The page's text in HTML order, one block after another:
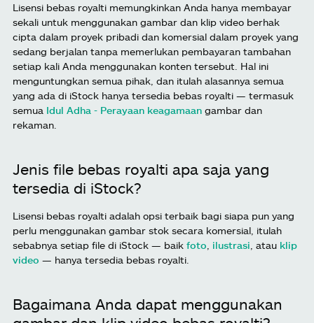
Lisensi bebas royalti memungkinkan Anda hanya membayar
sekali untuk menggunakan gambar dan klip video berhak
cipta dalam proyek pribadi dan komersial dalam proyek yang
sedang berjalan tanpa memerlukan pembayaran tambahan
setiap kali Anda menggunakan konten tersebut. Hal ini
menguntungkan semua pihak, dan itulah alasannya semua
yang ada di iStock hanya tersedia bebas royalti — termasuk
semua Idul Adha - Perayaan keagamaan gambar dan
rekaman.
Jenis file bebas royalti apa saja yang
tersedia di iStock?
Lisensi bebas royalti adalah opsi terbaik bagi siapa pun yang
perlu menggunakan gambar stok secara komersial, itulah
sebabnya setiap file di iStock — baik foto ilustrasi , atau klip
video — hanya tersedia bebas royalti.
Bagaimana Anda dapat menggunakan